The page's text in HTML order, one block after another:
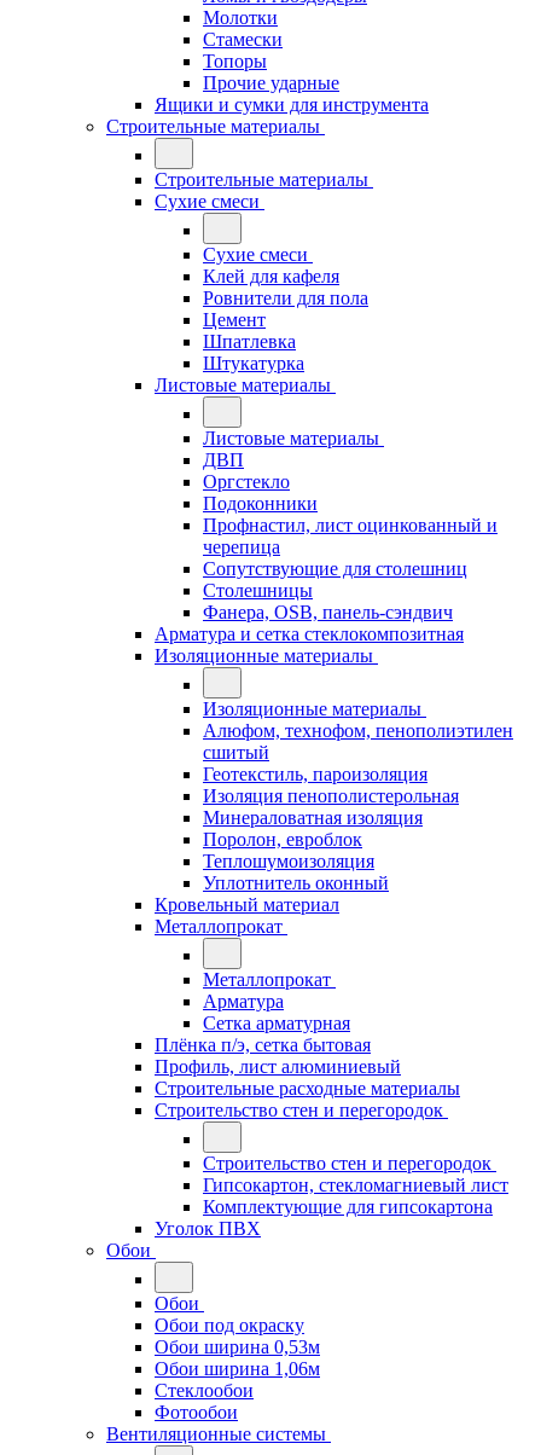
Молотки
Стамески
Топоры
Прочие ударные
Ящики и сумки для инструмента
Строительные материалы
Строительные материалы
Сухие смеси
Сухие смеси
Клей для кафеля
Ровнители для пола
Цемент
Шпатлевка
Штукатурка
Листовые материалы
Листовые материалы
ДВП
Оргстекло
Подоконники
Профнастил, лист оцинкованный и
черепица
Сопутствующие для столешниц
Столешницы
Фанера, OSB, панель-сэндвич
Арматура и сетка стеклокомпозитная
Изоляционные материалы
Изоляционные материалы
Алюфом, технофом, пенополиэтилен
сшитый
Геотекстиль, пароизоляция
Изоляция пенополистерольная
Минераловатная изоляция
Поролон, евроблок
Теплошумоизоляция
Уплотнитель оконный
Кровельный материал
Металлопрокат
Металлопрокат
Арматура
Сетка арматурная
Плёнка п/э, сетка бытовая
Профиль, лист алюминиевый
Строительные расходные материалы
Строительство стен и перегородок
Строительство стен и перегородок
Гипсокартон, стекломагниевый лист
Комплектующие для гипсокартона
Уголок ПВХ
Обои
Обои
Обои под окраску
Обои ширина 0,53м
Обои ширина 1,06м
Стеклообои
Фотообои
Вентиляционные системы